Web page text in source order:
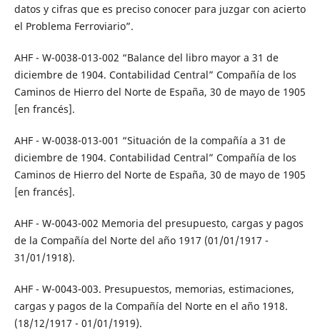
datos y cifras que es preciso conocer para juzgar con acierto
el Problema Ferroviario”.
AHF - W-0038-013-002 “Balance del libro mayor a 31 de
diciembre de 1904. Contabilidad Central” Compañía de los
Caminos de Hierro del Norte de España, 30 de mayo de 1905
[en francés].
AHF - W-0038-013-001 “Situación de la compañía a 31 de
diciembre de 1904. Contabilidad Central” Compañía de los
Caminos de Hierro del Norte de España, 30 de mayo de 1905
[en francés].
AHF - W-0043-002 Memoria del presupuesto, cargas y pagos
de la Compañía del Norte del año 1917 (01/01/1917 -
31/01/1918).
AHF - W-0043-003. Presupuestos, memorias, estimaciones,
cargas y pagos de la Compañía del Norte en el año 1918.
(18/12/1917 - 01/01/1919).